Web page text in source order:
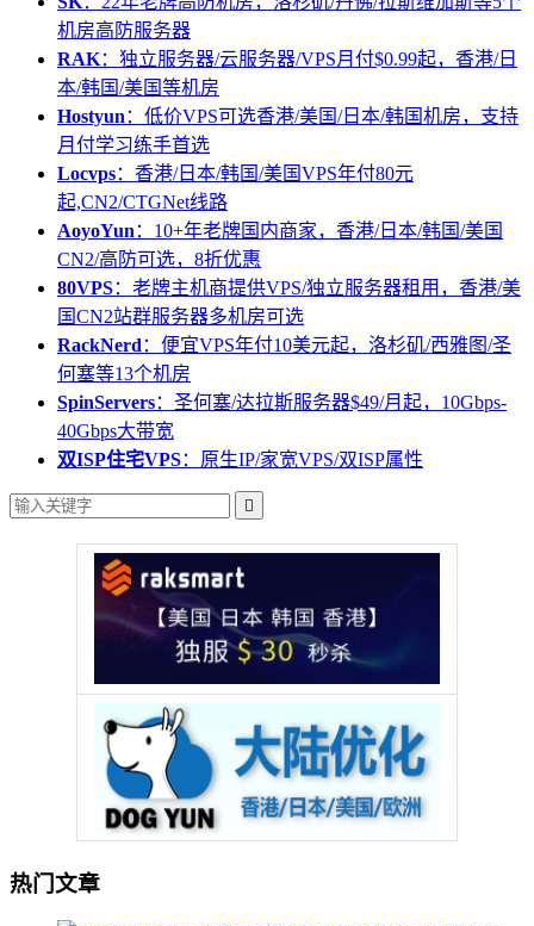
机房高防服务器
RAK：独立服务器/云服务器/VPS月付$0.99起，香港/日
本/韩国/美国等机房
Hostyun ：低价VPS可选香港/美国/日本/韩国机房，支持
月付学习练手首选
Locvps：香港/日本/韩国/美国VPS年付80元
起,CN2/CTGNet线路
AoyoYun ：10+年老牌国内商家，香港/日本/韩国/美国
CN2/高防可选，8折优惠
80VPS：老牌主机商提供VPS/独立服务器租用，香港/美
国CN2站群服务器多机房可选
RackNerd ：便宜VPS年付10美元起，洛杉矶/西雅图/圣
何塞等13个机房
SpinServers：圣何塞/达拉斯服务器$49/月起，10Gbps-
40Gbps大带宽
双ISP住宅VPS：原生IP/家宽VPS/双ISP属性

热门文章